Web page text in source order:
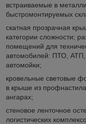
встраиваемые в
быстромонтируемых
скатная прозрачная
категории сложности;
помещений для
автомобилей: ПТО, АТП,
автомойки;
кровельные световые
в крыше из
ангарах;
стеновое ленточное
логистических